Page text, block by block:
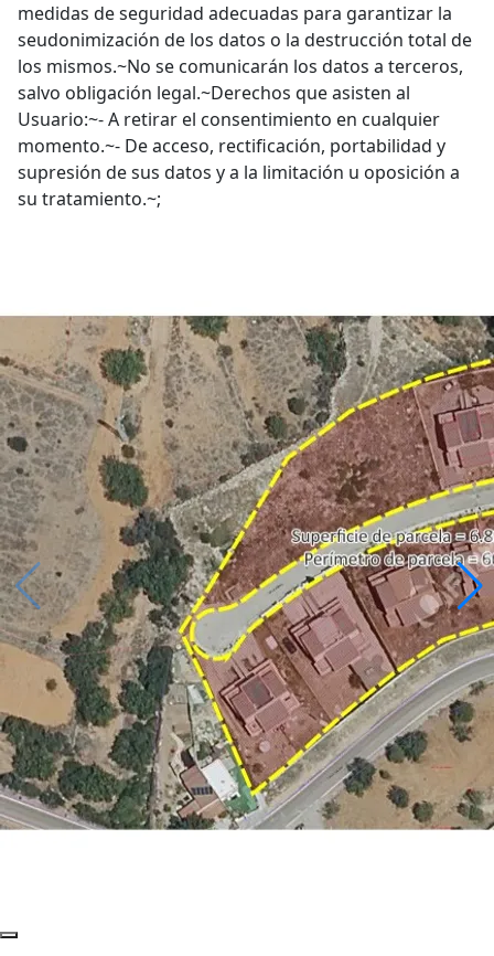
medidas de seguridad adecuadas para garantizar la
seudonimización de los datos o la destrucción total de
los mismos.~No se comunicarán los datos a terceros,
salvo obligación legal.~Derechos que asisten al
Usuario:~- A retirar el consentimiento en cualquier
momento.~- De acceso, rectificación, portabilidad y
supresión de sus datos y a la limitación u oposición a
su tratamiento.~;